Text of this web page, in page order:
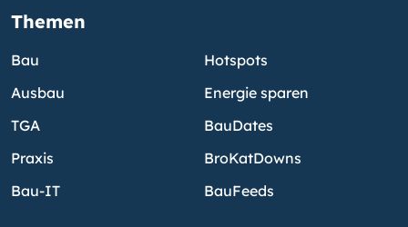
Themen
Bau
Ausbau
TGA
Praxis
Bau-IT
Hotspots
Energie sparen
BauDates
BroKatDowns
BauFeeds